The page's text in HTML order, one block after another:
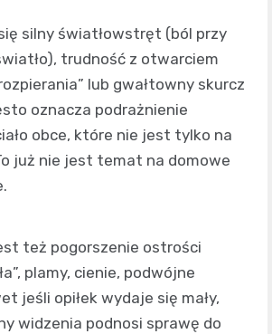
silny światłowstręt (ból przy
trudność z otwarciem
lub gwałtowny skurcz
oznacza podrażnienie
obce, które nie jest tylko na
już nie jest temat na domowe
też pogorszenie ostrości
plamy, cienie, podwójne
jeśli opiłek wydaje się mały,
widzenia podnosi sprawę do